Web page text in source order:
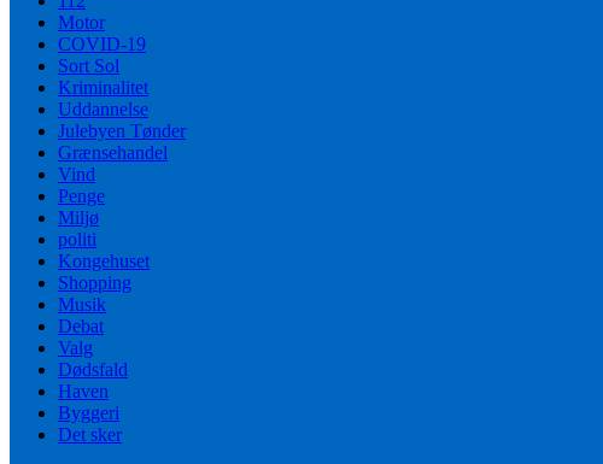
Motor
COVID-19
Sort Sol
Kriminalitet
Uddannelse
Julebyen Tønder
Grænsehandel
Vind
Penge
Miljø
politi
Kongehuset
Shopping
Musik
Debat
Valg
Dødsfald
Haven
Byggeri
Det sker